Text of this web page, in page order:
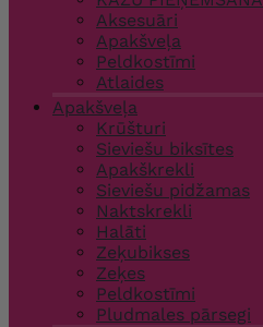
Aksesuāri
Apakšveļa
Peldkostīmi
Atlaides
Apakšveļa
Krūšturi
Sieviešu biksītes
Apakškrekli
Sieviešu pidžamas
Naktskrekli
Halāti
Zeķubikses
Zeķes
Peldkostīmi
Pludmales pārsegi